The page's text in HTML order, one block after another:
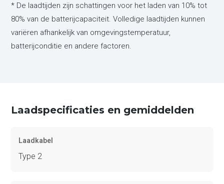
* De laadtijden zijn schattingen voor het laden van 10% tot
80% van de batterijcapaciteit. Volledige laadtijden kunnen
variëren afhankelijk van omgevingstemperatuur,
batterijconditie en andere factoren.
Laadspecificaties en gemiddelden
Laadkabel
Type 2